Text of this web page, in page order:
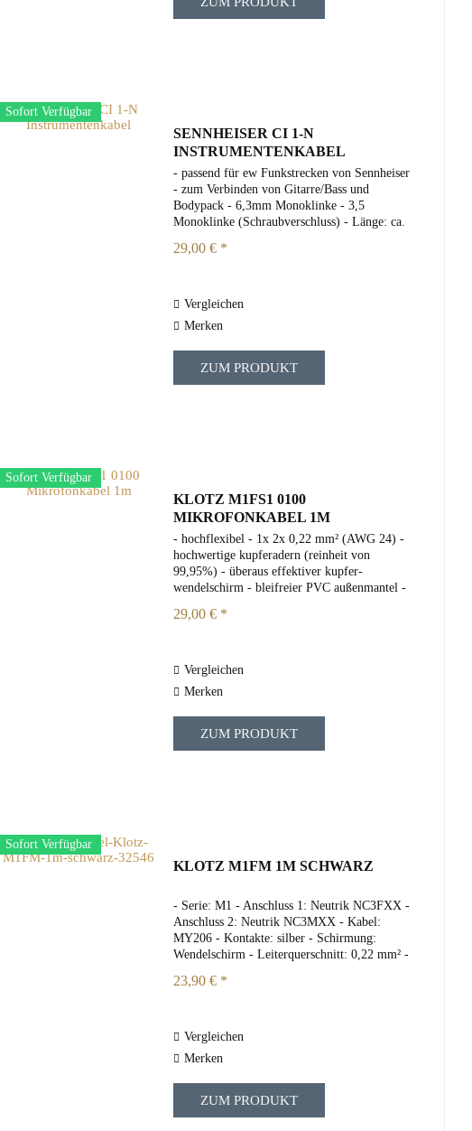
Sofort Verfügbar
SENNHEISER CI 1-N
INSTRUMENTENKABEL
- passend für ew Funkstrecken von Sennheiser
- zum Verbinden von Gitarre/Bass und
Bodypack - 6,3mm Monoklinke - 3,5
Monoklinke (Schraubverschluss) - Länge: ca.
29,00 € *
Vergleichen
Merken
ZUM PRODUKT
Sofort Verfügbar
KLOTZ M1FS1 0100
MIKROFONKABEL 1M
- hochflexibel - 1x 2x 0,22 mm² (AWG 24) -
hochwertige kupferadern (reinheit von
99,95%) - überaus effektiver kupfer-
wendelschirm - bleifreier PVC außenmantel -
Neutrik - Kontakte XLR: versilbert -...
29,00 € *
Vergleichen
Merken
ZUM PRODUKT
Sofort Verfügbar
KLOTZ M1FM 1M SCHWARZ
- Serie: M1 - Anschluss 1: Neutrik NC3FXX -
Anschluss 2: Neutrik NC3MXX - Kabel:
MY206 - Kontakte: silber - Schirmung:
Wendelschirm - Leiterquerschnitt: 0,22 mm² -
23,90 € *
Vergleichen
Merken
ZUM PRODUKT